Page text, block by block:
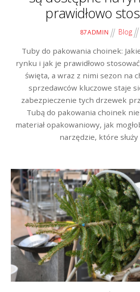
prawidłowo
87ADMIN Blog
Tuby do pakowania choinek:
rynku i jak je prawidłowo
święta, a wraz z nimi sezon na
sprzedawców kluczowe staje
zabezpieczenie tych drzewek
Tubą do pakowania choinek
materiał opakowaniowy, jak
narzędzie, które